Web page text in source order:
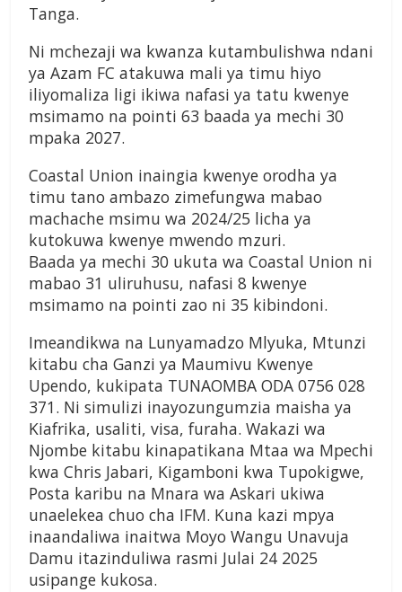
Tanga.
Ni mchezaji wa kwanza kutambulishwa ndani
ya Azam FC atakuwa mali ya timu hiyo
iliyomaliza ligi ikiwa nafasi ya tatu kwenye
msimamo na pointi 63 baada ya mechi 30
mpaka 2027.
Coastal Union inaingia kwenye orodha ya
timu tano ambazo zimefungwa mabao
machache msimu wa 2024/25 licha ya
kutokuwa kwenye mwendo mzuri.
Baada ya mechi 30 ukuta wa Coastal Union ni
mabao 31 uliruhusu, nafasi 8 kwenye
msimamo na pointi zao ni 35 kibindoni.
Imeandikwa na Lunyamadzo Mlyuka, Mtunzi
kitabu cha Ganzi ya Maumivu Kwenye
Upendo, kukipata TUNAOMBA ODA 0756 028
371. Ni simulizi inayozungumzia maisha ya
Kiafrika, usaliti, visa, furaha. Wakazi wa
Njombe kitabu kinapatikana Mtaa wa Mpechi
kwa Chris Jabari, Kigamboni kwa Tupokigwe,
Posta karibu na Mnara wa Askari ukiwa
unaelekea chuo cha IFM. Kuna kazi mpya
inaandaliwa inaitwa Moyo Wangu Unavuja
Damu itazinduliwa rasmi Julai 24 2025
usipange kukosa.